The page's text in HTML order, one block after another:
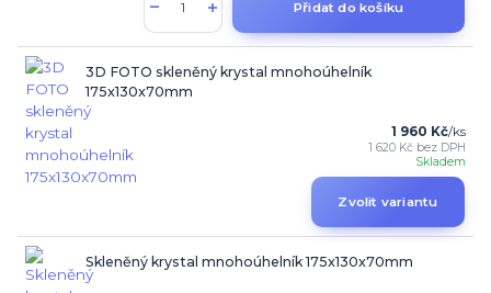
Přidat do košíku
3D FOTO skleněný krystal mnohoúhelník
175x130x70mm
1 960 Kč/ks
1 620 Kč bez DPH
Skladem
Zvolit variantu
Skleněný krystal mnohoúhelník 175x130x70mm